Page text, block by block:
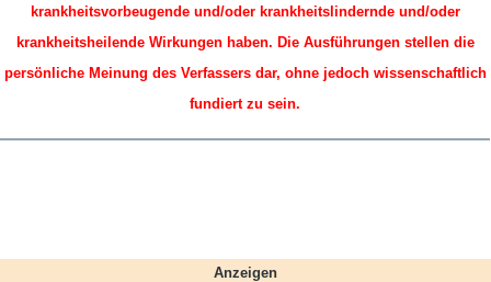
krankheitsvorbeugende und/oder krankheitslindernde und/oder
krankheitsheilende Wirkungen haben. Die Ausführungen stellen die
persönliche Meinung des Verfassers dar, ohne jedoch wissenschaftlich
fundiert zu sein.
Anzeigen